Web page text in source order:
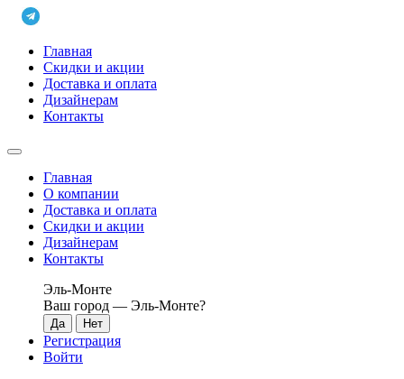
Главная
Скидки и акции
Доставка и оплата
Дизайнерам
Контакты
Главная
О компании
Доставка и оплата
Скидки и акции
Дизайнерам
Контакты
Эль-Монте
Ваш город — Эль-Монте?
Регистрация
Войти